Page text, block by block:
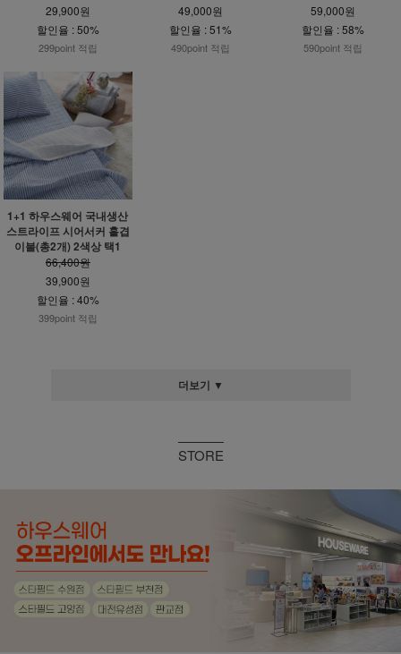
29,900원
할인율 : 50%
299point 적립
49,000원
할인율 : 51%
490point 적립
59,000원
할인율 : 58%
590point 적립
1+1 하우스웨어 국내생산
스트라이프 시어서커 홑겹
이불(총2개) 2색상 택1
66,400원
39,900원
할인율 : 40%
399point 적립
더보기 ▼
STORE